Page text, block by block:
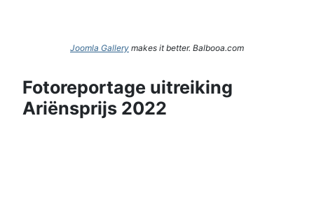
Joomla Gallery makes it better. Balbooa.com
Fotoreportage uitreiking
Ariënsprijs 2022